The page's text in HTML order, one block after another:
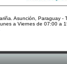
Asunción, Paraguay -
a Viernes de 07:00 a